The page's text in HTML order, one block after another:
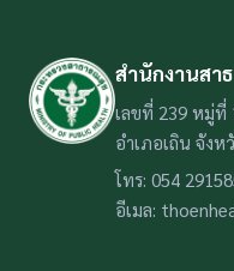
สำนักงานสา
เลขที่ 239 หมู่ที่
อำเภอเถิน จังห
โทร: 054
อีเมล: